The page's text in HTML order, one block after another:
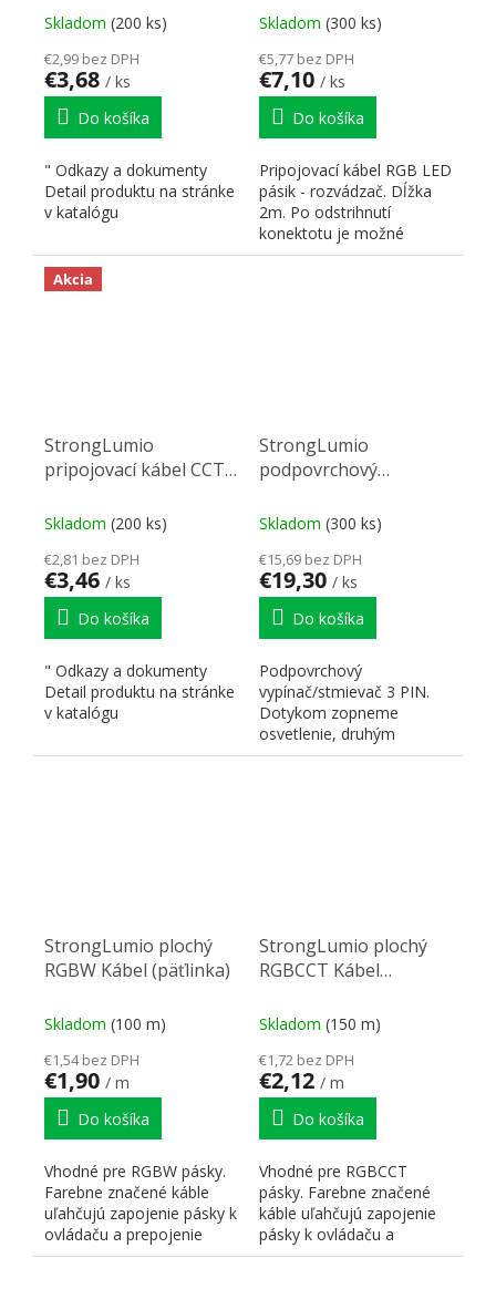
Skladom (200 ks)
€2,99 bez DPH
€3,68 / ks
Do košíka
" Odkazy a dokumenty
Detail produktu na stránke
v katalógu
Skladom (300 ks)
€5,77 bez DPH
€7,10 / ks
Do košíka
Pripojovací kábel RGB LED
pásik - rozvádzač. Dĺžka
2m. Po odstrihnutí
konektotu je možné
zapojiť aj do riadiacej...
Akcia
StrongLumio
pripojovací kábel CCT
Skladom (200 ks)
€2,81 bez DPH
€3,46 / ks
Do košíka
" Odkazy a dokumenty
Detail produktu na stránke
v katalógu
StrongLumio
podpovrchový
24V - 3PIN
Skladom (300 ks)
€15,69 bez DPH
€19,30 / ks
Do košíka
Podpovrchový
vypínač/stmievač 3 PIN.
Dotykom zopneme
osvetlenie, druhým
dotykom vypneme. Dlhým
StrongLumio plochý
RGBW Kábel (päťlinka)
Skladom (100 m)
€1,54 bez DPH
€1,90 / m
Do košíka
Vhodné pre RGBW pásky.
Farebne značené káble
uľahčujú zapojenie pásky k
ovládaču a prepojenie
pásikov medzi sebou....
StrongLumio plochý
RGBCCT Kábel
Skladom (150 m)
€1,72 bez DPH
€2,12 / m
Do košíka
Vhodné pre RGBCCT
pásky. Farebne značené
káble uľahčujú zapojenie
pásky k ovládaču a
prepojenie pásikov medzi